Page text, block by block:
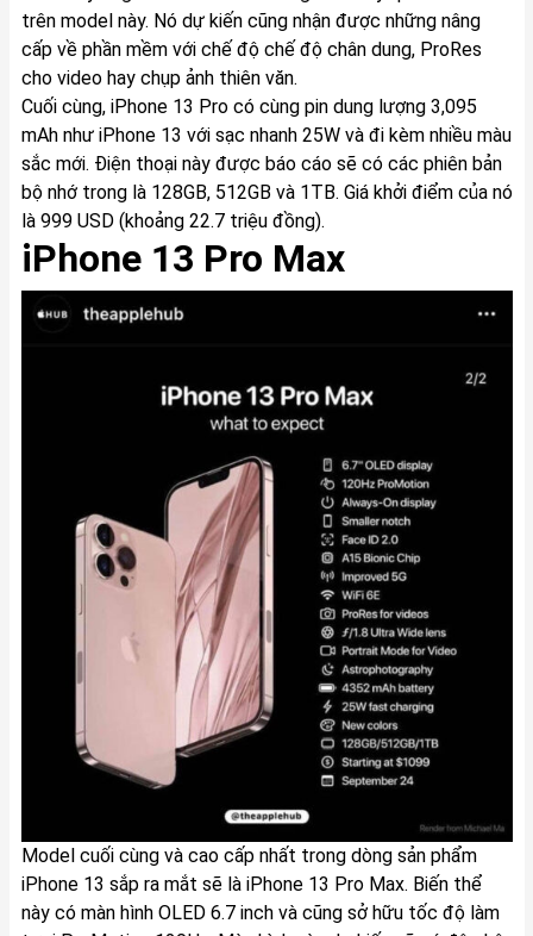
trên model này. Nó dự kiến cũng nhận được những nâng
cấp về phần mềm với chế độ chế độ chân dung, ProRes
cho video hay chụp ảnh thiên văn.
Cuối cùng, iPhone 13 Pro có cùng pin dung lượng 3,095
mAh như iPhone 13 với sạc nhanh 25W và đi kèm nhiều màu
sắc mới. Điện thoại này được báo cáo sẽ có các phiên bản
bộ nhớ trong là 128GB, 512GB và 1TB. Giá khởi điểm của nó
là 999 USD (khoảng 22.7 triệu đồng).
iPhone 13 Pro Max
Model cuối cùng và cao cấp nhất trong dòng sản phẩm
iPhone 13 sắp ra mắt sẽ là iPhone 13 Pro Max. Biến thể
này có màn hình OLED 6.7 inch và cũng sở hữu tốc độ làm